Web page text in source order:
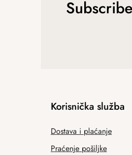
Korisnička služba
Dostava i plaćanje
Praćenje pošiljke